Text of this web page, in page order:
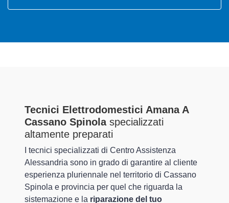
Tecnici Elettrodomestici Amana A
Cassano Spinolaspecializzati
altamente preparati
I tecnici specializzati di Centro Assistenza
Alessandria sono in grado di garantire al cliente
esperienza pluriennale nel territorio di Cassano
Spinola e provincia per quel che riguarda la
sistemazione e la riparazione del tuo